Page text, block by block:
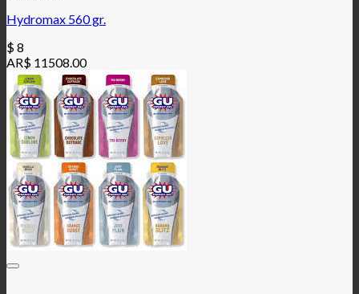
Hydromax 560 gr.
$8
AR$ 11508.00